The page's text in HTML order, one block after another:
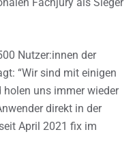
Nutzer:innen der
“Wir sind mit einigen
uns immer wieder
direkt in der
April 2021 fix im